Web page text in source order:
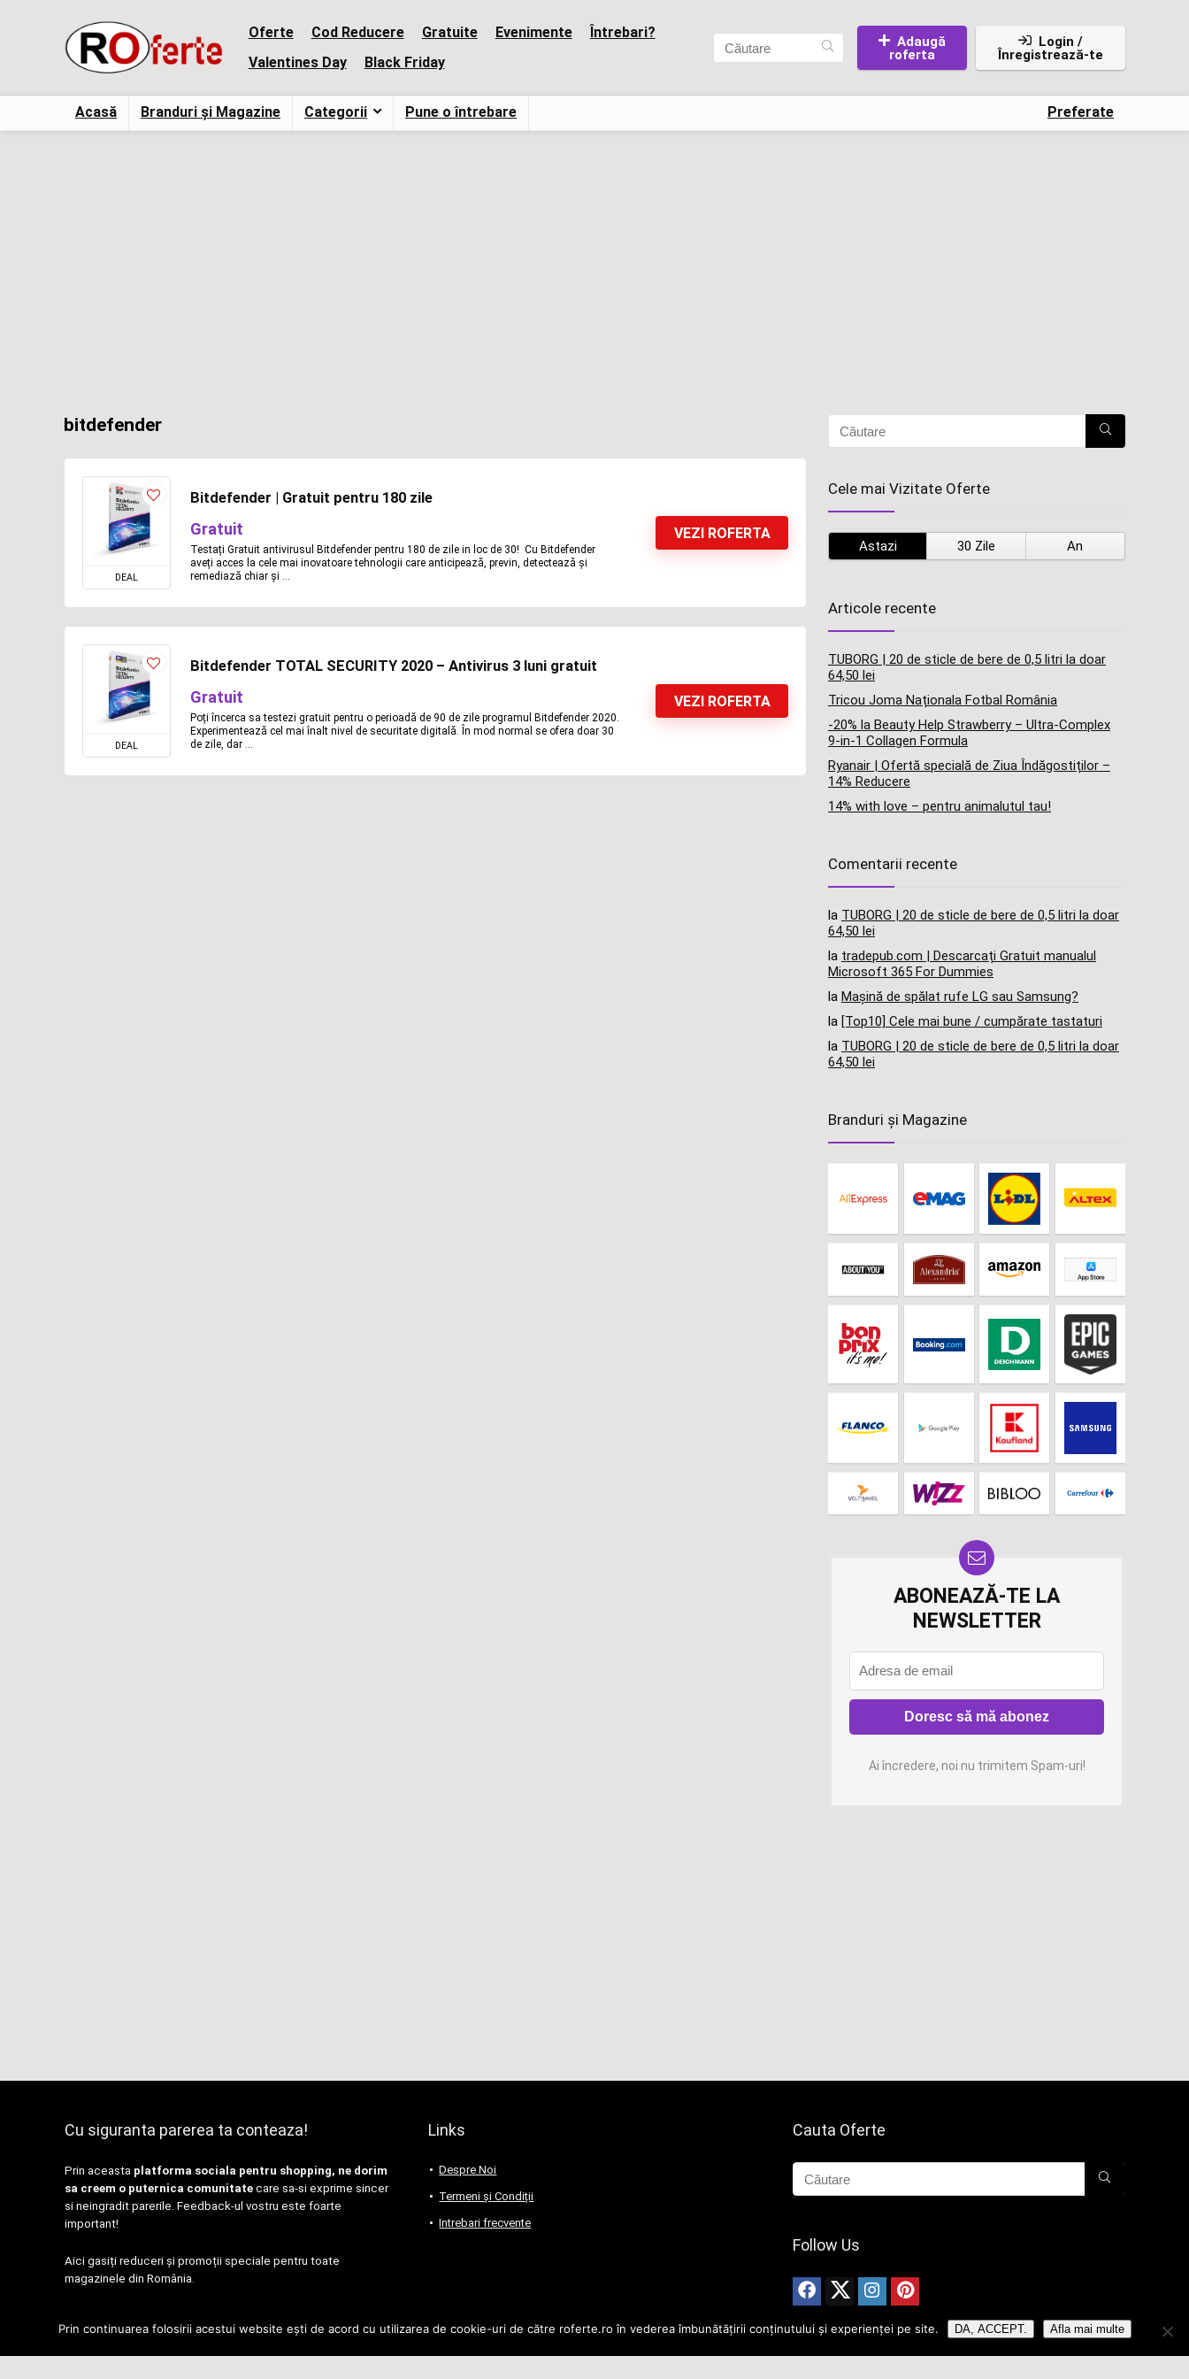
Oferte Cod Reducere Gratuite Evenimente
Întrebari?
Valentines Day
Black Friday
Adaugă
roferta
Login /
Înregistrează-te
Acasă Branduri și Magazine Categorii Pune o întrebare Preferate
bitdefender
DEAL
Bitdefender | Gratuit pentru 180 zile
Gratuit
Testați Gratuit antivirusul Bitdefender pentru 180 de zile in loc de 30! Cu Bitdefender
aveți acces la cele mai inovatoare tehnologii care anticipează, previn, detectează și
remediază chiar și ...
VEZI ROFERTA
DEAL
Bitdefender TOTAL SECURITY 2020 – Antivirus 3 luni gratuit
Gratuit
Poți încerca sa testezi gratuit pentru o perioadă de 90 de zile programul Bitdefender 2020.
Experimentează cel mai înalt nivel de securitate digitală. În mod normal se ofera doar 30
de zile, dar ...
VEZI ROFERTA
Cele mai Vizitate Oferte
Astazi 30 Zile An
Articole recente
TUBORG | 20 de sticle de bere de 0,5 litri la doar
64,50 lei
Tricou Joma Naționala Fotbal România
-20% la Beauty Help Strawberry – Ultra-Complex
9-in-1 Collagen Formula
Ryanair | Ofertă specială de Ziua Îndăgostiților –
14% Reducere
14% with love – pentru animalutul tau!
Comentarii recente
la TUBORG | 20 de sticle de bere de 0,5 litri la doar
64,50 lei
la tradepub.com | Descarcați Gratuit manualul
Microsoft 365 For Dummies
la Mașină de spălat rufe LG sau Samsung?
la [Top10] Cele mai bune / cumpărate tastaturi
la TUBORG | 20 de sticle de bere de 0,5 litri la doar
64,50 lei
Branduri și Magazine
ABONEAZĂ-TE LA
NEWSLETTER
Ai încredere, noi nu trimitem Spam-uri!
Cu siguranta parerea ta conteaza!
Prin aceasta platforma sociala pentru shopping, ne dorim
sa creem o puternica comunitate care sa-si exprime sincer
si neingradit parerile. Feedback-ul vostru este foarte
important!
Aici gasiți reduceri și promoții speciale pentru toate
magazinele din România.
Links
Despre Noi
Termeni și Condiții
Intrebari frecvente
Cauta Oferte
Follow Us
Prin continuarea folosirii acestui website ești de acord cu utilizarea de cookie-uri de către roferte.ro în vederea îmbunătățirii conținutului și experienței pe site. DA, ACCEPT. Afla mai multe